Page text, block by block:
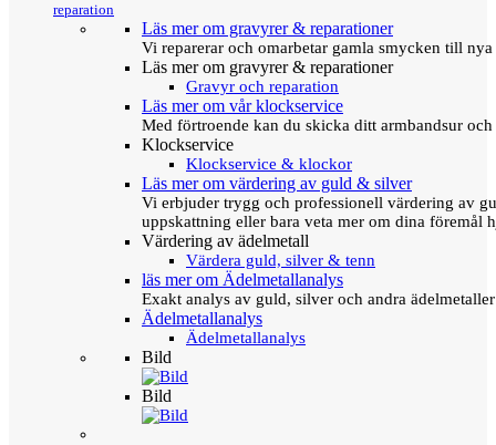
reparation
Läs mer om gravyrer & reparationer
Vi reparerar och omarbetar gamla smycken till
Läs mer om gravyrer & reparationer
Gravyr och reparation
Läs mer om vår klockservice
Med förtroende kan du skicka ditt armbandsur
Klockservice
Klockservice & klockor
Läs mer om värdering av guld & silver
Vi erbjuder trygg och professionell värdering av
uppskattning eller bara veta mer om dina föremål
Värdering av ädelmetall
Värdera guld, silver & tenn
läs mer om Ädelmetallanalys
Exakt analys av guld, silver och andra
Ädelmetallanalys
Ädelmetallanalys
Bild
Bild